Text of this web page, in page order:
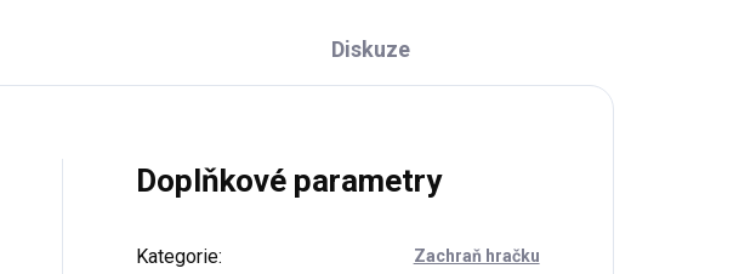
Diskuze
Doplňkové parametry
Kategorie: Zachraň hračku